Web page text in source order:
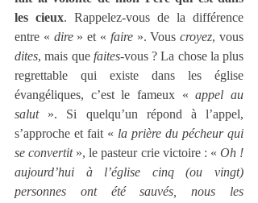
les cieux. Rappelez-vous de la différence
entre « dire » et « faire ». Vous croyez
dites, mais que faites-vous ? La chose la plus
regrettable qui existe dans les église
évangéliques, c’est le fameux « appel au
salut ». Si quelqu’un répond à l’appel,
s’approche et fait « la prière du pécheur qui
se convertit », le pasteur crie victoire : « Oh !
aujourd’hui à l’église cinq (ou vingt)
personnes ont été sauvés, nous les